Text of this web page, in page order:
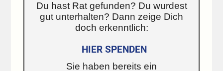
Du hast Rat gefunden? Du wurdest
gut unterhalten? Dann zeige Dich
doch erkenntlich:
HIER SPENDEN
Sie haben bereits ein